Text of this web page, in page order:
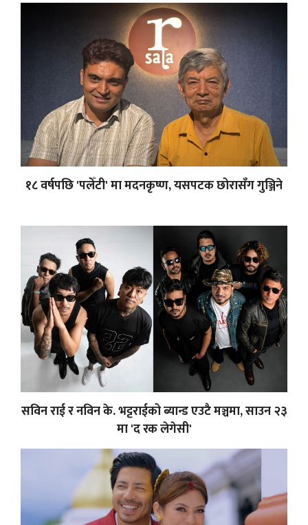
१८ वर्षपछि 'पलेँटी' मा मदनकृष्ण, यसपटक छोरासँग गुञ्जिने
सविन राई र नविन के. भट्टराईको ब्यान्ड एउटै मञ्चमा, साउन २३
मा 'द रक लेगेसी'